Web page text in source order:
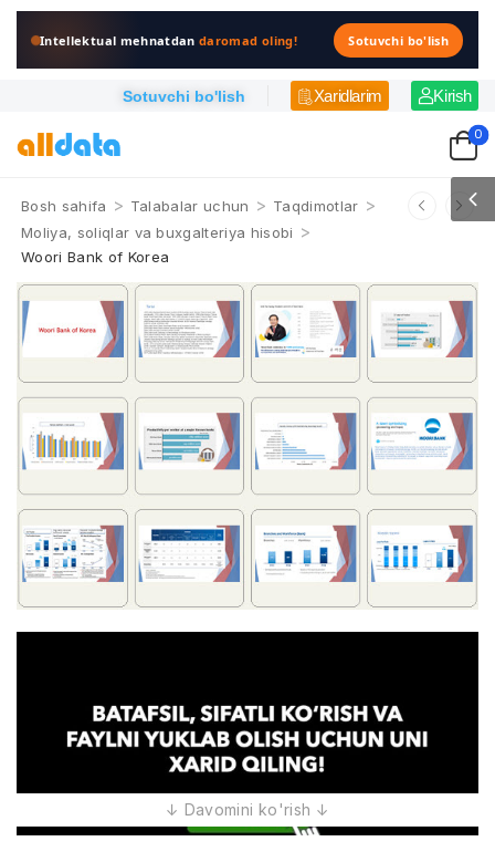
Intellektual mehnatdandaromad oling! Sotuvchi bo'lish
Sotuvchi bo'lish Xaridlarim Kirish
0
Bosh sahifa > Talabalar uchun > Taqdimotlar >
Moliya, soliqlar va buxgalteriya hisobi >
Woori Bank of Korea